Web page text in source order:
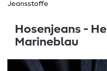
Jeansstoffe
Hosenjeans -
Marineblau